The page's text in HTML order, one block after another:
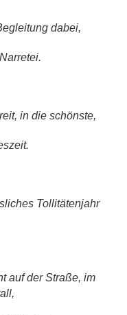
dabei,
in die schönste,
Tollitätenjahr
auf der Straße, im